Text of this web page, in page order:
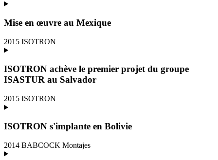
Mise en œuvre au Mexique
2015 ISOTRON
ISOTRON achève le premier projet du groupe
ISASTUR au Salvador
2015 ISOTRON
ISOTRON s'implante en Bolivie
2014 BABCOCK Montajes